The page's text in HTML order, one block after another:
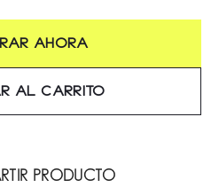
AL CARRITO
AHORA
PRODUCTO